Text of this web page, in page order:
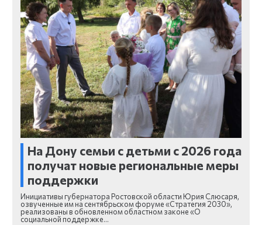
На Дону семьи с детьми с 2026 года
получат новые региональные меры
поддержки
Инициативы губернатора Ростовской области Юрия Слюсаря,
озвученные им на сентябрьском форуме «Стратегия 2030»,
реализованы в обновленном областном законе «О
социальной поддержке…